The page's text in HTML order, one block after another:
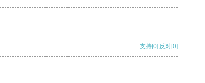
支持[0] 反对[0]